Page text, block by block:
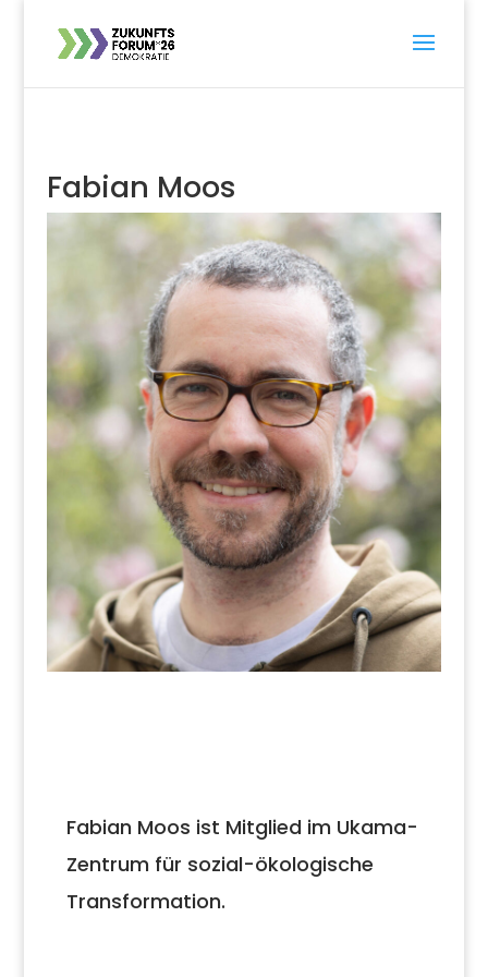
Fabian Moos
Fabian Moos ist Mitglied im Ukama-
Zentrum für sozial-ökologische
Transformation.